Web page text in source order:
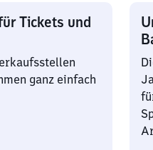
Tickets und
ganz einfach